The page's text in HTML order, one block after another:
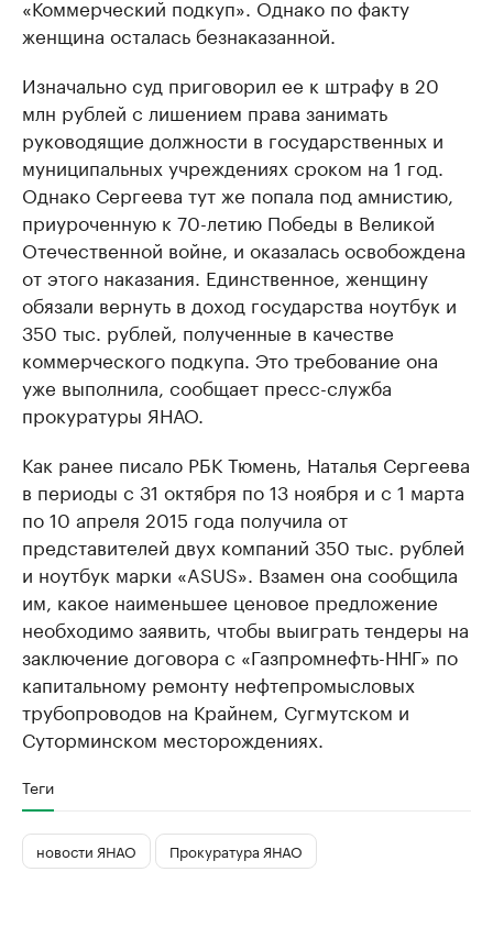
«Коммерческий подкуп». Однако по факту
женщина осталась безнаказанной.
Изначально суд приговорил ее к штрафу в 20
млн рублей с лишением права занимать
руководящие должности в государственных и
муниципальных учреждениях сроком на 1 год.
Однако Сергеева тут же попала под амнистию,
приуроченную к 70-летию Победы в Великой
Отечественной войне, и оказалась освобождена
от этого наказания. Единственное, женщину
обязали вернуть в доход государства ноутбук и
350 тыс. рублей, полученные в качестве
коммерческого подкупа. Это требование она
уже выполнила, сообщает пресс-служба
прокуратуры ЯНАО.
Как ранее писало РБК Тюмень, Наталья Сергеева
в периоды с 31 октября по 13 ноября и с 1 марта
по 10 апреля 2015 года получила от
представителей двух компаний 350 тыс. рублей
и ноутбук марки «ASUS». Взамен она сообщила
им, какое наименьшее ценовое предложение
необходимо заявить, чтобы выиграть тендеры на
заключение договора с «Газпромнефть-ННГ» по
капитальному ремонту нефтепромысловых
трубопроводов на Крайнем, Сугмутском и
Суторминском месторождениях.
Теги
новости ЯНАО Прокуратура ЯНАО